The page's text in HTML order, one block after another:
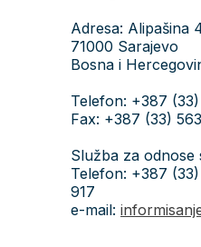
Adresa: Alipašina
71000 Sarajevo
Bosna i
Telefon: +387
Fax: +387 (33)
Služba za odnose
Telefon: +387
917
e-mail: